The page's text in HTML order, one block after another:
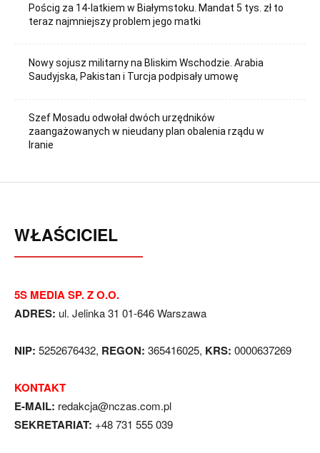
Pościg za 14-latkiem w Białymstoku. Mandat 5 tys. zł to
teraz najmniejszy problem jego matki
Nowy sojusz militarny na Bliskim Wschodzie. Arabia
Saudyjska, Pakistan i Turcja podpisały umowę
Szef Mosadu odwołał dwóch urzędników
zaangażowanych w nieudany plan obalenia rządu w
Iranie
WŁAŚCICIEL
5S MEDIA SP. Z O.O.
ADRES: ul. Jelinka 31 01-646 Warszawa
NIP: 5252676432, REGON: 365416025, KRS: 0000637269
KONTAKT
E-MAIL: redakcja@nczas.com.pl
SEKRETARIAT: +48 731 555 039